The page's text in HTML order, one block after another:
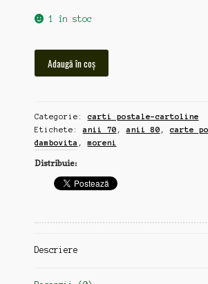
1 în stoc
Moreni,
postala
veche,
anii
70-
(zz166)
Adaugă în coș
Categorie:carti postale-cartoline
Etichete:anii 70 ,anii 80 ,carte
dambovita ,moreni
Distribuie:
Descriere